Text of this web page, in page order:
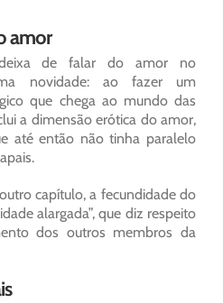
amor
de falar do amor no
novidade: ao fazer um
que chega ao mundo das
a dimensão erótica do amor,
até então não tinha paralelo
capítulo, a fecundidade do
alargada”, que diz respeito
dos outros membros da